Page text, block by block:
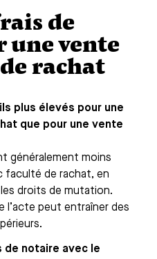
de
vente
rachat
plus élevés pour une
que pour une vente
généralement moins
faculté de rachat, en
droits de mutation.
l’acte peut entraîner des
de notaire avec le